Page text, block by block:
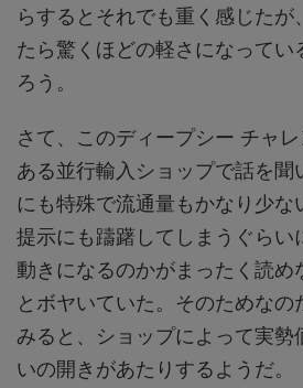
らするとそれでも重く感じた
たら驚くほどの軽さになってい
ろう。
さて、このディープシー チャ
ある並行輸入ショップで話を聞
にも特殊で流通量もかなり少な
提示にも躊躇してしまうぐらい
動きになるのかがまったく読め
とボヤいていた。そのためなの
みると、ショップによって実勢
いの開きがあたりするようだ。